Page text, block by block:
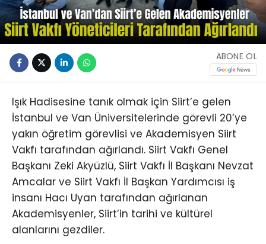
ABONE OL
Işık Hadisesine tanık olmak için Siirt’e gelen
İstanbul ve Van Üniversitelerinde görevli 20’ye
yakın öğretim görevlisi ve Akademisyen Siirt
Vakfı tarafından ağırlandı. Siirt Vakfı Genel
Başkanı Zeki Akyüzlü, Siirt Vakfı İl Başkanı Nevzat
Amcalar ve Siirt Vakfı İl Başkan Yardımcısı iş
insanı Hacı Uyan tarafından ağırlanan
Akademisyenler, Siirt’in tarihi ve kültürel
alanlarını gezdiler.